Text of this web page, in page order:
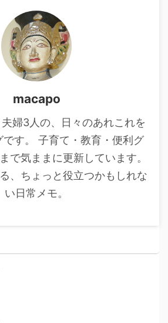
macapo
婦3人の、日々のあれこれを
す。 子育て・教育・便利グ
で気ままに更新しています。
、ちょっと役立つかもしれな
い日常メモ。